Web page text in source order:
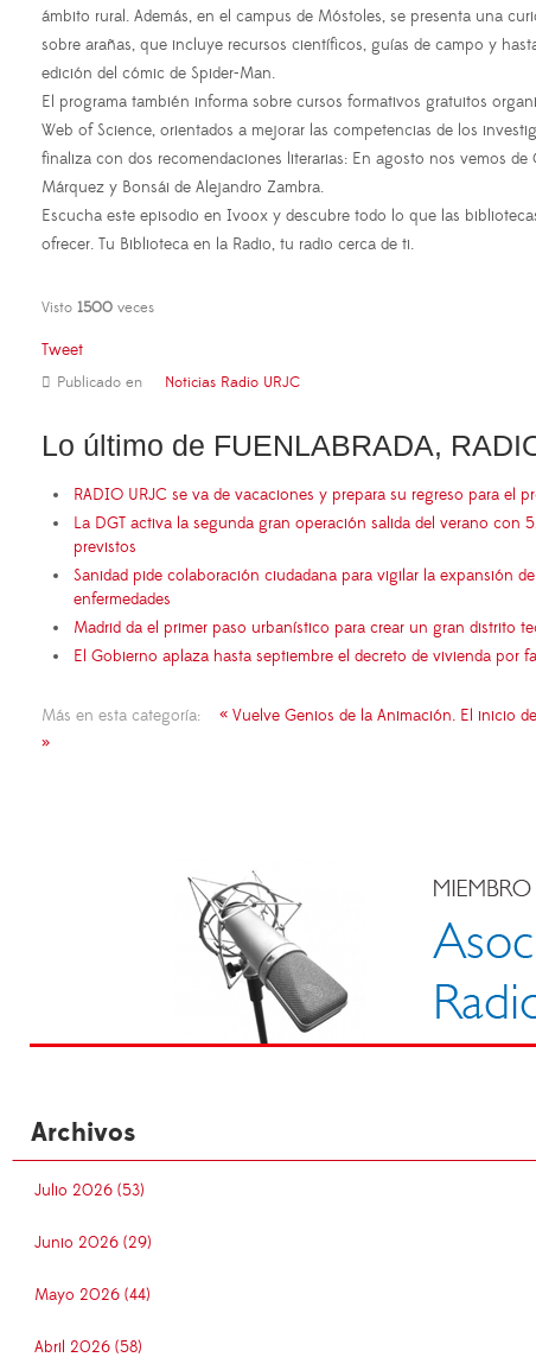
ámbito rural. Además, en el campus de Móstoles, se presenta una
sobre arañas, que incluye recursos científicos, guías de campo y
edición del cómic de Spider-Man.
El programa también informa sobre cursos formativos gratuitos
Web of Science, orientados a mejorar las competencias de los
finaliza con dos recomendaciones literarias: En agosto nos vemos de
Márquez y Bonsái de Alejandro Zambra.
Escucha este episodio en Ivoox y descubre todo lo que las
ofrecer. Tu Biblioteca en la Radio, tu radio cerca de ti.
Visto 1500 veces
Tweet
Publicado en Noticias Radio URJC
Lo último de FUENLABRADA,
RADIO URJC se va de vacaciones y prepara su regreso para el
La DGT activa la segunda gran operación salida del verano con
previstos
Sanidad pide colaboración ciudadana para vigilar la expansión
enfermedades
Madrid da el primer paso urbanístico para crear un gran distrito
El Gobierno aplaza hasta septiembre el decreto de vivienda por
Más en esta categoría: « Vuelve Genios de la Animación. El inicio
»
Archivos
Julio 2026 (53)
Junio 2026 (29)
Mayo 2026 (44)
Abril 2026 (58)